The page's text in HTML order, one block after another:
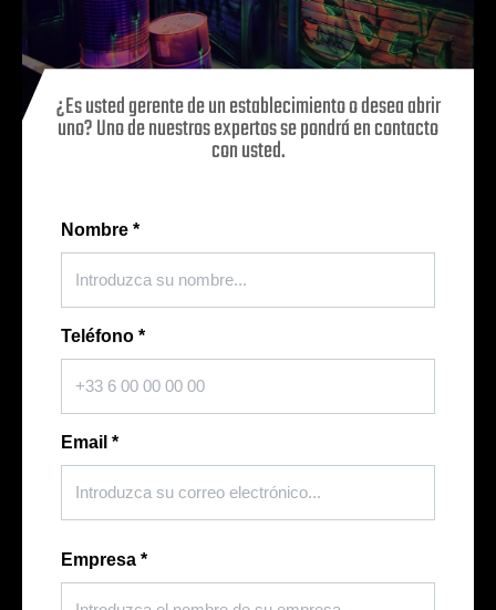
¿Es usted gerente de un establecimiento o desea abrir
uno? Uno de nuestros expertos se pondrá en contacto
con usted.
Nombre *
Teléfono *
Email *
Empresa *